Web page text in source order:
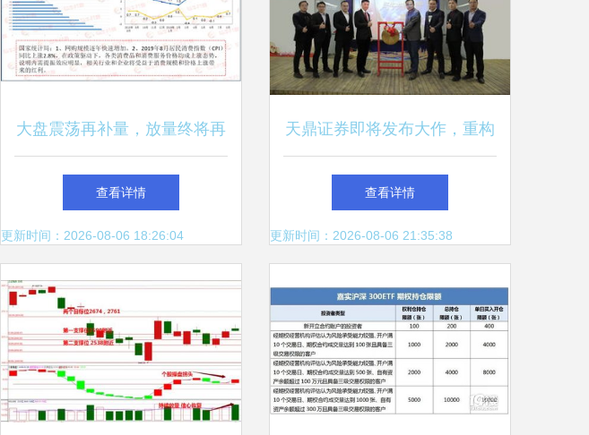
大盘震荡再补量，放量终将再
往上
查看详情
更新时间：2026-08-06 18:26:04
天鼎证券即将发布大作，重构
金融科技交互场景
查看详情
更新时间：2026-08-06 21:35:38